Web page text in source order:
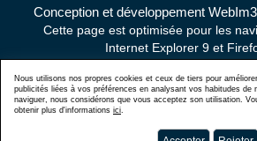
Conception et développement
Cette page est optimisée pour les
Internet Explorer 9 et
Nous utilisons nos propres cookies et ceux de tiers pour
publicités liées à vos préférences en analysant vos habitudes de
naviguer, nous considérons que vous acceptez son utilisation.
obtenir plus d'informations ici.